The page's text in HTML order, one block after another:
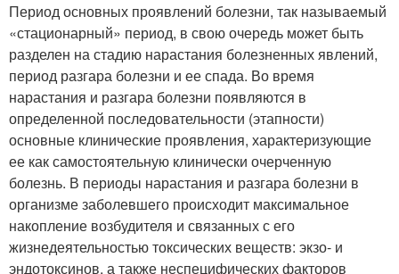
Период основных проявлений болезни, так называемый
«стационарный» период, в свою очередь может быть
разделен на стадию нарастания болезненных явлений,
период разгара болезни и ее спада. Во время
нарастания и разгара болезни появляются в
определенной последовательности (этапности)
основные клинические проявления, характеризующие
ее как самостоятельную клинически очерченную
болезнь. В периоды нарастания и разгара болезни в
организме заболевшего происходит максимальное
накопление возбудителя и связанных с его
жизнедеятельностью токсических веществ: экзо- и
эндотоксинов, а также неспецифических факторов